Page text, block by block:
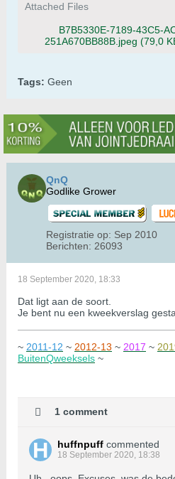
Attached Files
B7B5330E-7189-43C5-
251A670BB88B.jpeg (79,0
Tags: Geen
QnQ
Godlike Grower
Registratie op: Sep 2010
Berichten: 26093
18 September 2020, 18:33
Dat ligt aan de soort.
Je bent nu een kweekverslag
~ 2011-12 ~ 2012-13 ~ 2017 ~
BuitenQweeksels ~
1 comment
huffnpuff commented
18 September 2020, 18:38